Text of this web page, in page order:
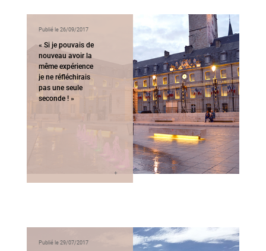
Publié le 26/09/2017
« Si je pouvais de
nouveau avoir la
même expérience
je ne réfléchirais
pas une seule
seconde ! »
Publié le 29/07/2017